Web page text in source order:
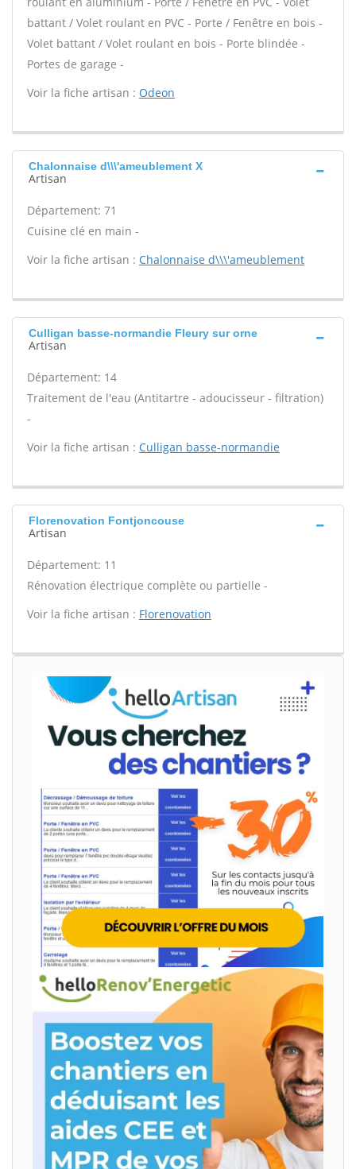
battant / Volet roulant en PVC - Porte / Fenêtre en bois -
Volet battant / Volet roulant en bois - Porte blindée -
Portes de garage -
Voir la fiche artisan : Odeon
Chalonnaise d\\\'ameublement X
Artisan
Département: 71
Cuisine clé en main -
Voir la fiche artisan : Chalonnaise d\\\'ameublement
Culligan basse-normandie Fleury sur orne
Artisan
Département: 14
Traitement de l'eau (Antitartre - adoucisseur - filtration)
-
Voir la fiche artisan : Culligan basse-normandie
Florenovation Fontjoncouse
Artisan
Département: 11
Rénovation électrique complète ou partielle -
Voir la fiche artisan : Florenovation